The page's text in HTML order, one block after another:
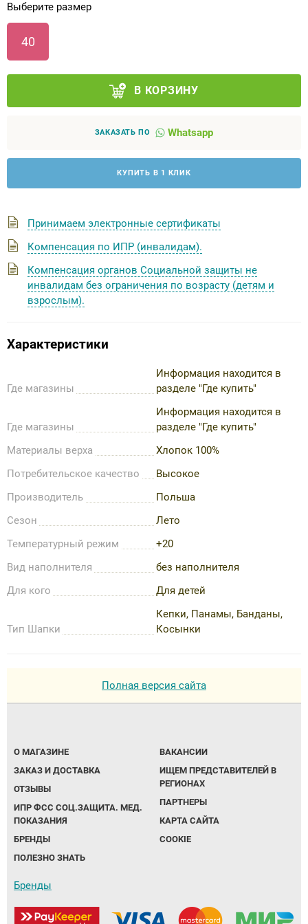
Выберите размер
40
В КОРЗИНУ
ЗАКАЗАТЬ ПО Whatsapp
КУПИТЬ В 1 КЛИК
Принимаем электронные сертификаты
Компенсация по ИПР (инвалидам).
Компенсация органов Социальной защиты не
инвалидам без ограничения по возрасту (детям и
взрослым).
Характеристики
Где магазины
Информация находится в
разделе "Где купить"
Где магазины
Информация находится в
разделе "Где купить"
Материалы верха
Хлопок 100%
Потребительское качество
Высокое
Производитель
Польша
Сезон
Лето
Температурный режим
+20
Вид наполнителя
без наполнителя
Для кого
Для детей
Тип Шапки
Кепки, Панамы, Банданы,
Косынки
Полная версия сайта
О МАГАЗИНЕ
ЗАКАЗ И ДОСТАВКА
ОТЗЫВЫ
ИПР ФСС СОЦ.ЗАЩИТА. МЕД.
ПОКАЗАНИЯ
БРЕНДЫ
ПОЛЕЗНО ЗНАТЬ
ВАКАНСИИ
ИЩЕМ ПРЕДСТАВИТЕЛЕЙ В
РЕГИОНАХ
ПАРТНЕРЫ
КАРТА САЙТА
COOKIE
Бренды
Аппараты на суставы
Санитарные приспособления для
инвалидов
инвалидов
Индивидуальное изготовление